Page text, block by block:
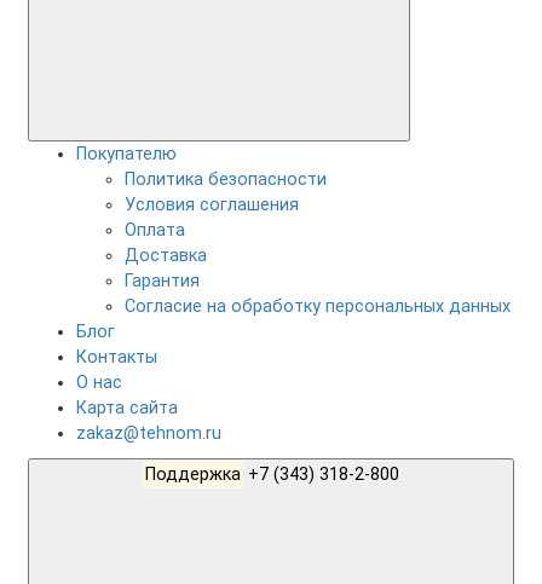
Покупателю
Политика безопасности
Условия соглашения
Оплата
Доставка
Гарантия
Согласие на обработку персональных данных
Блог
Контакты
О нас
Карта сайта
zakaz@tehnom.ru
Поддержка